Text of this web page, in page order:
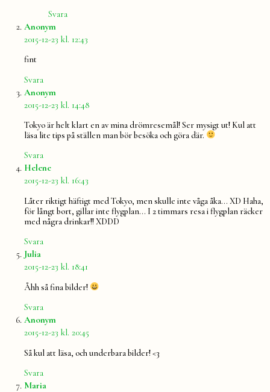
Svara
Anonym
2015-12-23 kl. 12:43
fint
Svara
Anonym
2015-12-23 kl. 14:48
Tokyo är helt klart en av mina drömresemål! Ser mysigt ut! Kul att
läsa lite tips på ställen man bör besöka och göra där.
Svara
Helenesäger:
2015-12-23 kl. 16:43
Låter riktigt häftigt med Tokyo, men skulle inte våga åka… XD Haha,
för långt bort, gillar inte flygplan… I 2 timmars resa i flygplan räcker
med några drinkar!! XDDD
Svara
Julia
2015-12-23 kl. 18:41
Åhh så fina bilder!
Svara
Anonym
2015-12-23 kl. 20:45
Så kul att läsa, och underbara bilder! <3
Svara
Maria